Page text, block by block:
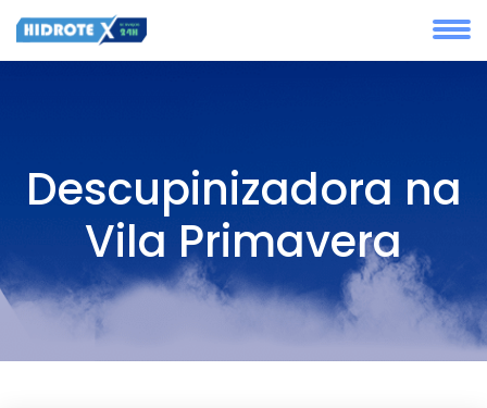
Descupinizadora na
Vila Primavera